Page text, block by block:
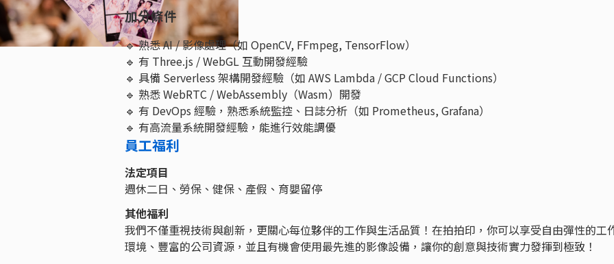
加分條件
🔹 熟悉 AI / 影像處理（如 OpenCV, FFmpeg, TensorFlow）
🔹 有 Three.js / WebGL 互動開發經驗
🔹 具備 Serverless 架構開發經驗（如 AWS Lambda / GCP Cloud Functions）
🔹 熟悉 WebRTC / WebAssembly（Wasm）開發
🔹 有 DevOps 經驗，熟悉系統監控、日誌分析（如 Prometheus, Grafana）
🔹 有高流量系統開發經驗，能進行效能調優
員工福利
法定項目
週休二日、勞保、健保、產假、育嬰留停
其他福利
我們不僅重視技術與創新，更關心每位夥伴的工作與生活品質！在拍拍印，你可以享受自由彈性的工
環境、豐富的公司資源，並且有機會使用最先進的影像設備，讓你的創意與技術實力發揮到極致！